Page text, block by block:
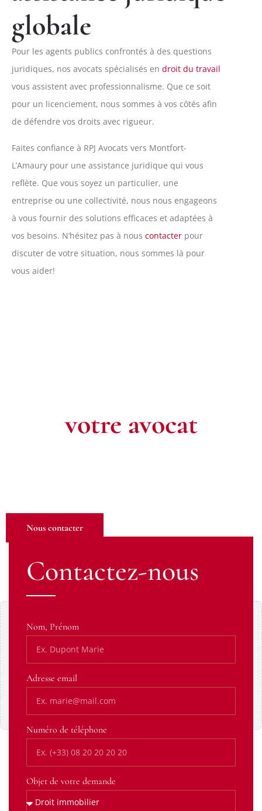
globale
Pour les agents publics confrontés à des questions
juridiques, nos avocats spécialisés en droit du travail
vous assistent avec professionnalisme. Que ce soit
pour un licenciement, nous sommes à vos côtés afin
de défendre vos droits avec rigueur.
Faites confiance à RPJ Avocats vers Montfort-
L’Amaury pour une assistance juridique qui vous
reflète. Que vous soyez un particulier, une
entreprise ou une collectivité, nous nous engageons
à vous fournir des solutions efficaces et adaptées à
vos besoins. N’hésitez pas à nous contacter pour
discuter de votre situation, nous sommes là pour
vous aider!
votre avocat
Nous contacter
Contenu Google Maps bloqué
déposer des cookies. Affichez-le pour continuer.
Contactez-nous
Nom, Prénom
Adresse email
Numéro de téléphone
Objet de votre demande